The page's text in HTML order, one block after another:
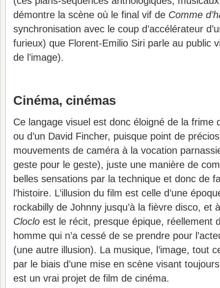
démontre la scène où le final vif de Comme
synchronisation avec le coup d’accélérateur
furieux) que Florent-Emilio Siri parle au public
de l’image).
Cinéma, cinémas
Ce langage visuel est donc éloigné de la frime
ou d’un David Fincher, puisque point de
mouvements de caméra à la vocation
geste pour le geste), juste une manière de
belles sensations par la technique et donc de
l’histoire. L’illusion du film est celle d’une
rockabilly de Johnny jusqu’à la fièvre disco, et
Cloclo est le récit, presque épique, réellement
homme qui n’a cessé de se prendre pour
(une autre illusion). La musique, l’image, tout
par le biais d’une mise en scène visant
est un vrai projet de film de cinéma.